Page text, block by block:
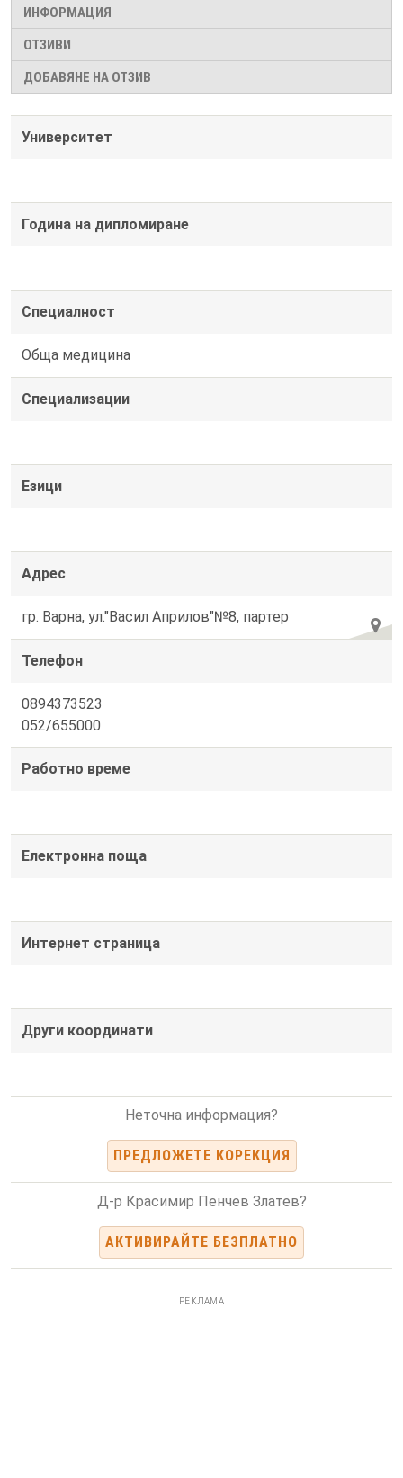
ИНФОРМАЦИЯ
ОТЗИВИ
ДОБАВЯНЕ НА ОТЗИВ
Университет
Година на дипломиране
Специалност
Обща медицина
Специализации
Езици
Адрес
гр. Варна, ул."Васил Априлов"№8, партер
Телефон
0894373523
052/655000
Работно време
Електронна поща
Интернет страница
Други координати
Неточна информация?
ПРЕДЛОЖЕТЕ КОРЕКЦИЯ
Д-р Красимир Пенчев Златев?
АКТИВИРАЙТЕ БЕЗПЛАТНО
РЕКЛАМА